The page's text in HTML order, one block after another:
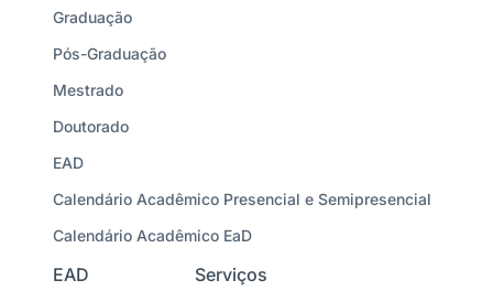
Graduação
Pós-Graduação
Mestrado
Doutorado
EAD
Calendário Acadêmico Presencial e Semipresencial
Calendário Acadêmico EaD
EAD Serviços